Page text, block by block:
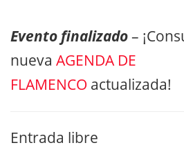
Evento finalizado–
nueva AGENDA DE
FLAMENCO actualizada!
Entrada libre